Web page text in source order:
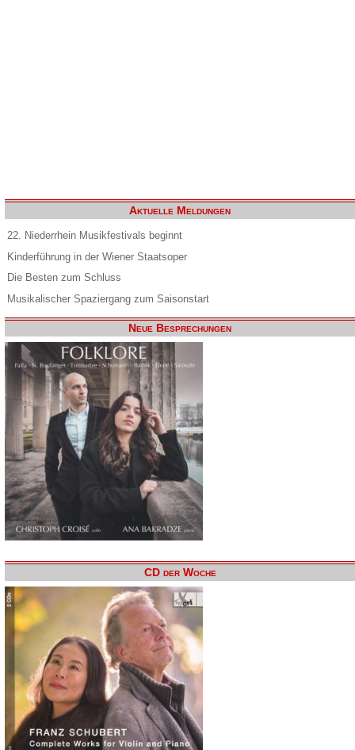
Aktuelle Meldungen
22. Niederrhein Musikfestivals beginnt
Kinderführung in der Wiener Staatsoper
Die Besten zum Schluss
Musikalischer Spaziergang zum Saisonstart
Neue Besprechungen
CD der Woche